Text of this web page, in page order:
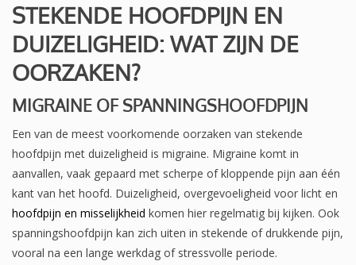
STEKENDE HOOFDPIJN EN
DUIZELIGHEID: WAT ZIJN DE
OORZAKEN?
MIGRAINE OF SPANNINGSHOOFDPIJN
Een van de meest voorkomende oorzaken van stekende
hoofdpijn met duizeligheid is migraine. Migraine komt in
aanvallen, vaak gepaard met scherpe of kloppende pijn aan één
kant van het hoofd. Duizeligheid, overgevoeligheid voor licht en
hoofdpijn en misselijkheid komen hier regelmatig bij kijken. Ook
spanningshoofdpijn kan zich uiten in stekende of drukkende pijn,
vooral na een lange werkdag of stressvolle periode.